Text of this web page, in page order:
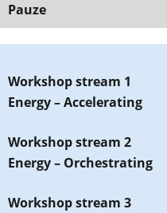
Pauze
Workshop stream 1
Energy – Accelerating
Workshop stream 2
Energy – Orchestrating
Workshop stream 3